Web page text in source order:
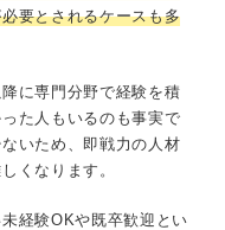
要とされるケースも多
に専門分野で経験を積
た人もいるのも事実で
いため、即戦力の人材
くなります。
経験OKや既卒歓迎とい